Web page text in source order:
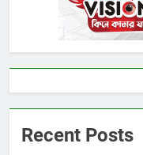
Recent Posts